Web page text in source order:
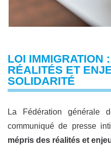
LOI IMMIGRATION
RÉALITÉS ET
SOLIDARITÉ
La Fédération générale
communiqué de presse
mépris des réalités et